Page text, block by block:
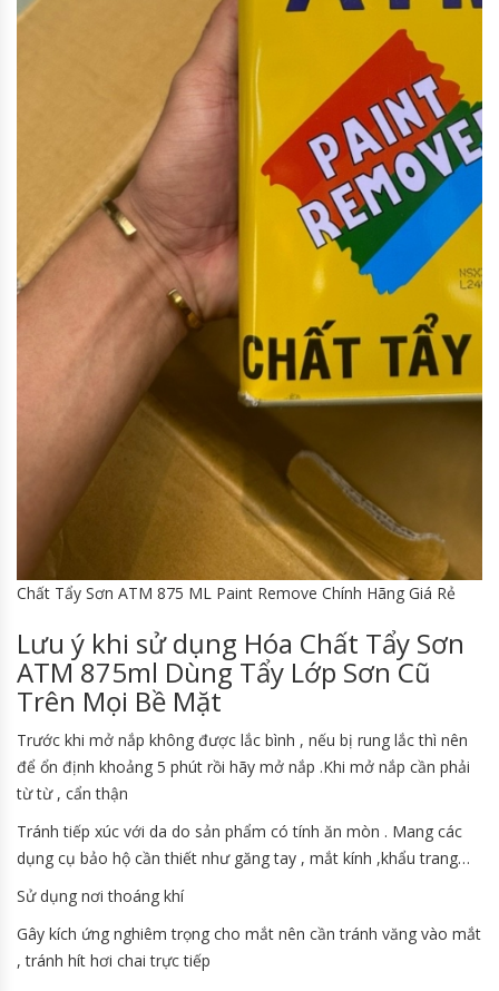
Chất Tẩy Sơn ATM 875 ML Paint Remove Chính Hãng Giá Rẻ
Lưu ý khi sử dụng Hóa Chất Tẩy Sơn
ATM 875ml Dùng Tẩy Lớp Sơn Cũ
Trên Mọi Bề Mặt
Trước khi mở nắp không được lắc bình , nếu bị rung lắc thì nên
để ổn định khoảng 5 phút rồi hãy mở nắp .Khi mở nắp cần phải
từ từ , cẩn thận
Tránh tiếp xúc với da do sản phẩm có tính ăn mòn . Mang các
dụng cụ bảo hộ cần thiết như găng tay , mắt kính ,khẩu trang…
Sử dụng nơi thoáng khí
Gây kích ứng nghiêm trọng cho mắt nên cần tránh văng vào mắt
, tránh hít hơi chai trực tiếp